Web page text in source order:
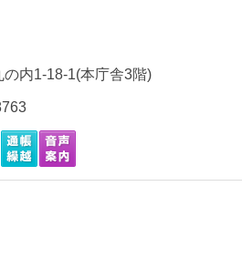
内1-18-1(本庁舎3階)